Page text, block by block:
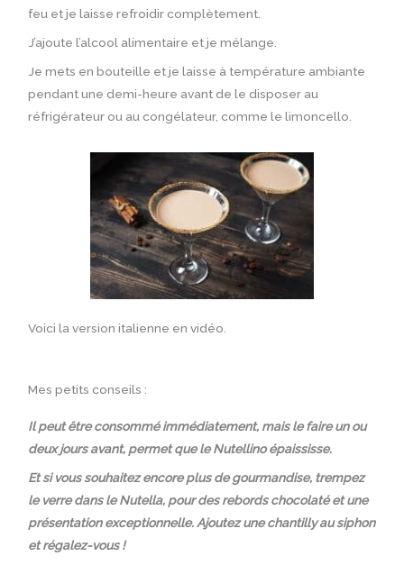
feu et je laisse refroidir complètement.
J’ajoute l’alcool alimentaire et je mélange.
Je mets en bouteille et je laisse à température ambiante
pendant une demi-heure avant de le disposer au
réfrigérateur ou au congélateur, comme le limoncello.
Voici la version italienne en vidéo.
Mes petits conseils :
Il peut être consommé immédiatement, mais le faire un ou
deux jours avant, permet que le Nutellino épaississe.
Et si vous souhaitez encore plus de gourmandise, trempez
le verre dans le Nutella, pour des rebords chocolaté et une
présentation exceptionnelle. Ajoutez une chantilly au siphon
et régalez-vous !